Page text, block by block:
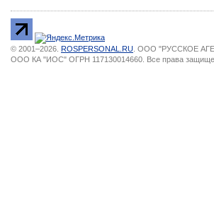
© 2001–2026. ROSPERSONAL.RU . ООО "РУССКОЕ
ООО КА "ИОС" ОГРН 117130014660. Все права